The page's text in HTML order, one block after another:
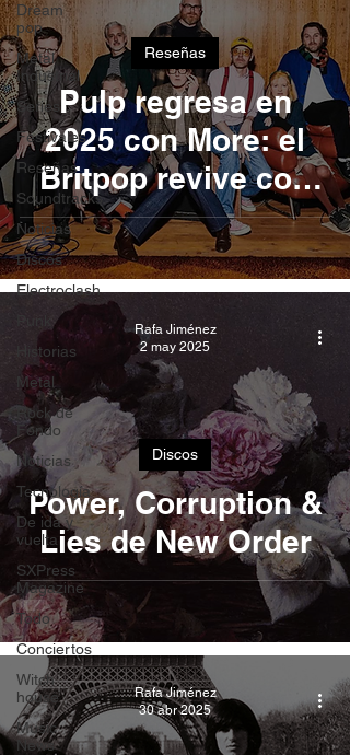
Dream
pop
Metal
Industrial
Series
Festivales
Reseñas
Soundtracks
Noticias
Discos
Electroclash
Historias
Metal
Rock de
Fondo
Noticias
Tecnología
De ida y
vuelta
SXPress
Magazine
Todo
Conciertos
Witch
house
Music
News
Pulp regresa en
2025 con More: el
Britpop revive con
fuerza y nostalgia
Reseñas
Power, Corruption &
Lies de New Order
Discos
Rafa Jiménez
2 may 2025
Rafa Jiménez
30 abr 2025